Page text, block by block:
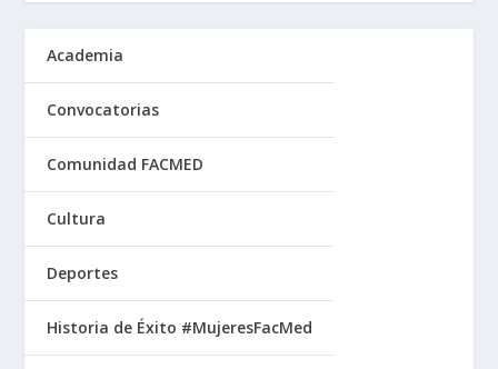
Academia
Convocatorias
Comunidad FACMED
Cultura
Deportes
Historia de Éxito #MujeresFacMed